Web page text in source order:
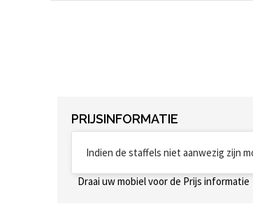
PRIJSINFORMATIE
Indien de staffels niet aanwezig zijn
Draai uw mobiel voor de Prijs informatie